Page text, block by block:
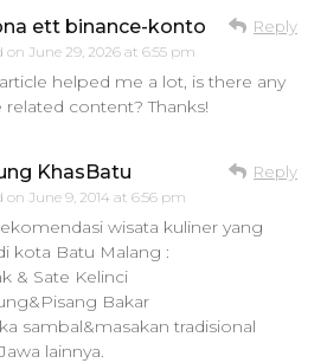
ett binance-konto
on June 29, 2026 at 6:55 pm
Reply
helped me a lot, is there any
related content? Thanks!
KhasBatu
on June 9, 2014 at 6:56 pm
Reply
wisata kuliner yang
kota Batu Malang :
& Sate Kelinci
Bakar
sambal&masakan tradisional
lainnya.